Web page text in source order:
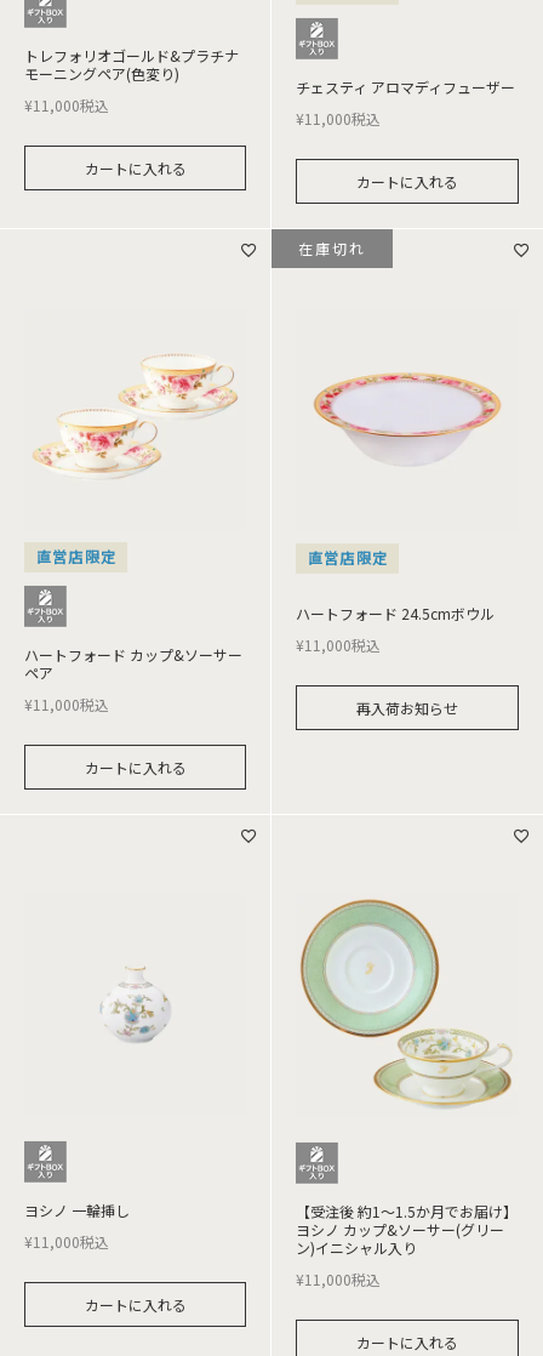
トレフォリオゴールド&プラチナ
モーニングペア(色変り)
¥11,000税込
カートに入れる
チェスティ アロマディフューザー
¥11,000税込
カートに入れる
直営店限定
ハートフォード カップ&ソーサー
ペア
¥11,000税込
カートに入れる
直営店限定
ハートフォード 24.5cmボウル
¥11,000税込
再入荷お知らせ
在庫切れ
ヨシノ 一輪挿し
¥11,000税込
カートに入れる
【受注後 約1～1.5か月でお届け】
ヨシノ カップ&ソーサー(グリー
ン)イニシャル入り
¥11,000税込
カートに入れる